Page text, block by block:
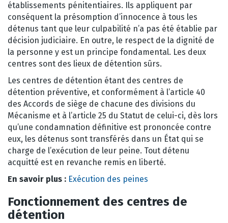
établissements pénitentiaires. Ils appliquent par
conséquent la présomption d’innocence à tous les
détenus tant que leur culpabilité n’a pas été établie par
décision judiciaire. En outre, le respect de la dignité de
la personne y est un principe fondamental. Les deux
centres sont des lieux de détention sûrs.
Les centres de détention étant des centres de
détention préventive, et conformément à l’article 40
des Accords de siège de chacune des divisions du
Mécanisme et à l’article 25 du Statut de celui-ci, dès lors
qu’une condamnation définitive est prononcée contre
eux, les détenus sont transférés dans un État qui se
charge de l’exécution de leur peine. Tout détenu
acquitté est en revanche remis en liberté.
En savoir plus : Exécution des peines
Fonctionnement des centres de
détention